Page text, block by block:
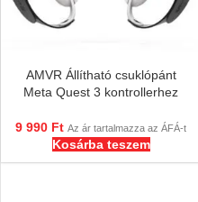
AMVR Állítható csuklópánt
Meta Quest 3 kontrollerhez
9 990 Ft Az ár tartalmazza az ÁFÁ-t
Kosárba teszem